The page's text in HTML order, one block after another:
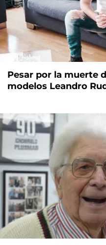
Pesar por la muerte
modelos Leandro